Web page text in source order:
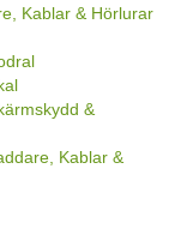
Kablar & Hörlurar
&
Kablar &